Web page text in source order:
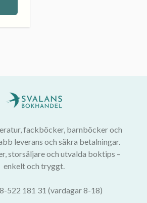
fackböcker, barnböcker och
leverans och säkra betalningar.
storsäljare och utvalda boktips –
enkelt och tryggt.
522 181 31 (vardagar 8-18)